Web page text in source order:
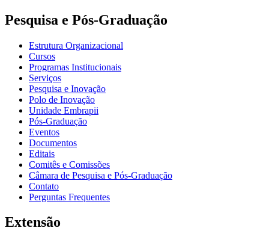
Pesquisa e Pós-Graduação
Estrutura Organizacional
Cursos
Programas Institucionais
Serviços
Pesquisa e Inovação
Polo de Inovação
Unidade Embrapii
Pós-Graduação
Eventos
Documentos
Editais
Comitês e Comissões
Câmara de Pesquisa e Pós-Graduação
Contato
Perguntas Frequentes
Extensão